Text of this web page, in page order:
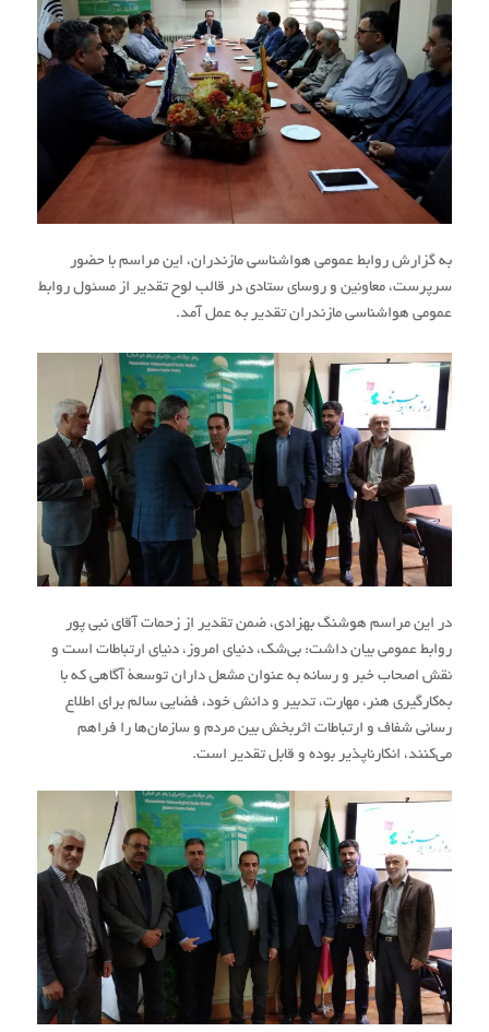
به گزارش روابط عمومی هواشناسی مازندران، این مراسم با حضور
سرپرست، معاونین و روسای ستادی در قالب لوح تقدیر از مسئول روابط
عمومی هواشناسی مازندران تقدیر به عمل آمد.
در این مراسم هوشنگ بهزادی، ضمن تقدیر از زحمات آقای نبی پور
روابط عمومی بیان داشت: بی‌شک، دنیای امروز، دنیای ارتباطات است و
نقش اصحاب خبر و رسانه به عنوان مشعل داران توسعۀ آگاهی که با
به‌کارگیری هنر، مهارت، تدبیر و دانش خود، فضایی سالم برای اطلاع
رسانی شفاف و ارتباطات اثربخش بین مردم و سازمان‌ها را فراهم
می‌کنند، انکارناپذیر بوده و قابل تقدیر است.